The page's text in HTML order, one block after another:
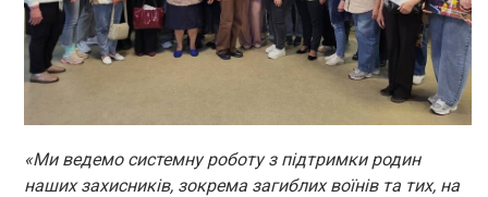
«Ми ведемо системну роботу з підтримки родин
наших захисників, зокрема загиблих воїнів та тих, на